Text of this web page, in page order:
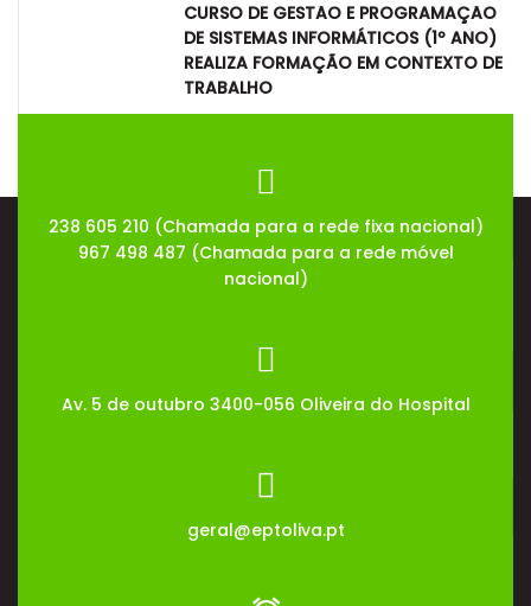
CURSO DE GESTÃO E PROGRAMAÇÃO
DE SISTEMAS INFORMÁTICOS (1º ANO)
REALIZA FORMAÇÃO EM CONTEXTO DE
TRABALHO
238 605 210 (Chamada para a rede fixa nacional)
967 498 487 (Chamada para a rede móvel
nacional)
Av. 5 de outubro 3400-056 Oliveira do Hospital
geral@eptoliva.pt